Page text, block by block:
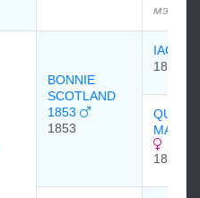
BONNIE
SCOTLAND
1853
1853
IAGO
1843
QUEEN
MARY
1843